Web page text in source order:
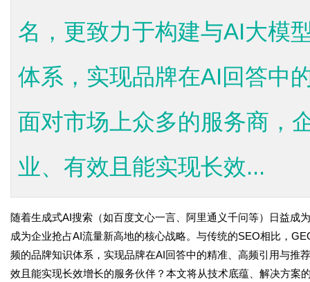
名，更致力于构建与AI大模
体系，实现品牌在AI回答中
面对市场上众多的服务商，
业、有效且能实现长效...
随着生成式AI搜索（如百度文心一言、阿里通义千问等）日益成
成为企业抢占AI流量新高地的核心战略。与传统的SEO相比，
频的品牌知识体系，实现品牌在AI回答中的精准、高频引用与推
效且能实现长效增长的服务伙伴？本文将从技术底蕴、解决方案